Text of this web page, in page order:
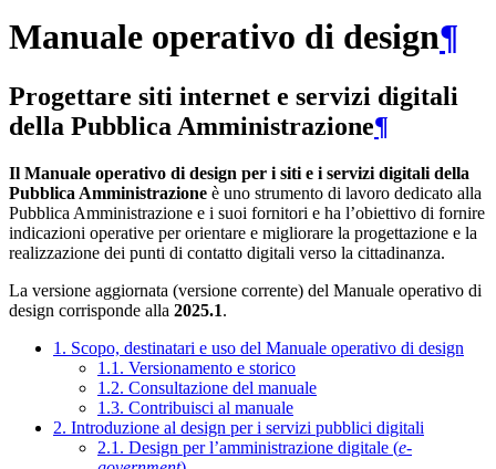
Manuale operativo di design¶
Progettare siti internet e servizi digitali
della Pubblica Amministrazione¶
Il Manuale operativo di design per i siti e i servizi digitali della
Pubblica Amministrazione è uno strumento di lavoro dedicato alla
Pubblica Amministrazione e i suoi fornitori e ha l’obiettivo di fornire
indicazioni operative per orientare e migliorare la progettazione e la
realizzazione dei punti di contatto digitali verso la cittadinanza.
La versione aggiornata (versione corrente) del Manuale operativo di
design corrisponde alla 2025.1.
1. Scopo, destinatari e uso del Manuale operativo di design
1.1. Versionamento e storico
1.2. Consultazione del manuale
1.3. Contribuisci al manuale
2. Introduzione al design per i servizi pubblici digitali
2.1. Design per l’amministrazione digitale (e-